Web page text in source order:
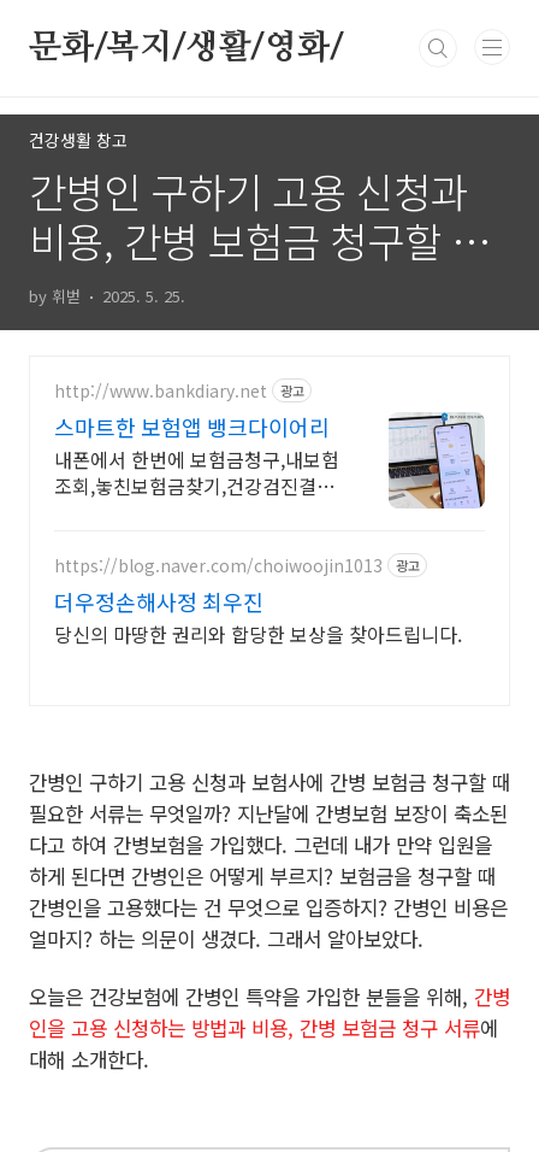
문화/복지/생활/영화/
건강생활 창고
간병인 구하기 고용 신청과
비용, 간병 보험금 청구할 때
필요한 서류?
by 휘벋 2025. 5. 25.
http://www.bankdiary.net 광고
스마트한 보험앱 뱅크다이어리
내폰에서 한번에 보험금청구,내보험
조회,놓친보험금찾기,건강검진결과
https://blog.naver.com/choiwoojin1013 광고
더우정손해사정 최우진
당신의 마땅한 권리와 합당한 보상을 찾아드립니다.
간병인 구하기 고용 신청과 보험사에 간병 보험금 청구할 때
필요한 서류는 무엇일까? 지난달에 간병보험 보장이 축소된
다고 하여 간병보험을 가입했다. 그런데 내가 만약 입원을
하게 된다면 간병인은 어떻게 부르지? 보험금을 청구할 때
간병인을 고용했다는 건 무엇으로 입증하지? 간병인 비용은
얼마지? 하는 의문이 생겼다. 그래서 알아보았다.
오늘은 건강보험에 간병인 특약을 가입한 분들을 위해, 간병
인을 고용 신청하는 방법과 비용, 간병 보험금 청구 서류에
대해 소개한다.